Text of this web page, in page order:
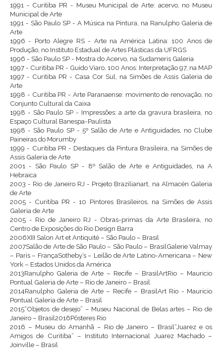
1991 - Curitiba PR - Museu Municipal de Arte: acervo, no Museu
Municipal de Arte
1991 - São Paulo SP - A Música na Pintura, na Ranulpho Galeria de
Arte
1996 - Porto Alegre RS - Arte na América Latina: 100 Anos de
Produção, no Instituto Estadual de Artes Plásticas da UFRGS
1996 - São Paulo SP - Mostra do Acervo, na Sudameris Galeria
1997 - Curitiba PR - Guido Viaro, 100 Anos: Interpretação 97, na MAP
1997 - Curitiba PR - Casa Cor Sul, na Simões de Assis Galeria de
Arte
1998 - Curitiba PR - Arte Paranaense: movimento de renovação, no
Conjunto Cultural da Caixa
1998 - São Paulo SP - Impressões: a arte da gravura brasileira, no
Espaço Cultural Banespa-Paulista
1998 - São Paulo SP - 5º Salão de Arte e Antiguidades, no Clube
Paineiras do Morumby
1999 - Curitiba PR - Destaques da Pintura Brasileira, na Simões de
Assis Galeria de Arte
2001 - São Paulo SP - 8º Salão de Arte e Antiguidades, na A
Hebraica
2003 - Rio de Janeiro RJ - Projeto Brazilianart, na Almacén Galeria
de Arte
2005 - Curitiba PR - 10 Pintores Brasileiros, na Simões de Assis
Galeria de Arte
2005 - Rio de Janeiro RJ - Obras-primas da Arte Brasileira, no
Centro de Exposições do Rio Design Barra
2006XIII Salon Art et Antiquité – São Paulo – Brasil
2007Salão de Arte de São Paulo – São Paulo – BrasilGalerie Valmay
– Paris – FrançaSotheby’s – Leilão de Arte Latino-Americana – New
York – Estados Unidos da América
2013Ranulpho Galeria de Arte – Recife – BrasilArtRio – Mauricio
Pontual Galeria de Arte – Rio de Janeiro – Brasil
2014Ranulpho Galeria de Arte – Recife – BrasilArt Rio - Mauricio
Pontual Galeria de Arte – Brasil
2015“Objetos de desejo” – Museu Nacional de Belas artes – Rio de
Janeiro – Brasil2016Pôsteres Rio
2016 – Museu do Amanhã – Rio de Janeiro – Brasil“Juarez e os
Amigos de Curitiba” – Instituto Internacional Juarez Machado –
Joinville – Brasil